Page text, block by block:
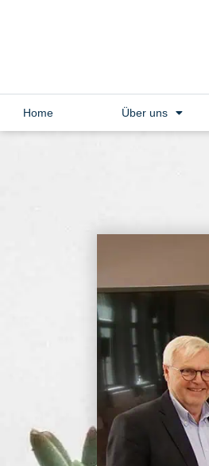
Home Über uns